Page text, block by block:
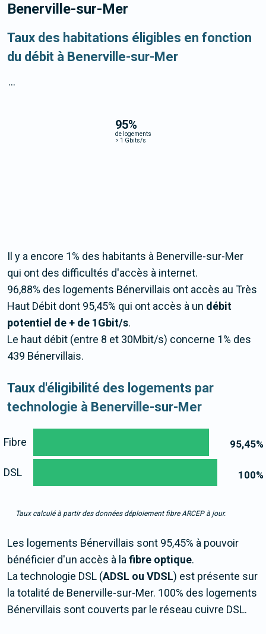
Benerville-sur-Mer
Taux des habitations éligibles en fonction
du débit à Benerville-sur-Mer
95%
de logements
> 1 Gbits/s
...
Il y a encore 1% des habitants à Benerville-sur-Mer
qui ont des difficultés d'accès à internet.
96,88% des logements Bénervillais ont accès au Très
Haut Débit dont 95,45% qui ont accès à un débit
potentiel de + de 1Gbit/s.
Le haut débit (entre 8 et 30Mbit/s) concerne 1% des
439 Bénervillais.
Taux d'éligibilité des logements par
technologie à Benerville-sur-Mer
95,45%
100%
Fibre
DSL
Taux calculé à partir des données déploiement fibre ARCEP à jour.
Les logements Bénervillais sont 95,45% à pouvoir
bénéficier d'un accès à lafibre optique.
La technologie DSL (ADSL ou VDSL) est présente sur
la totalité de Benerville-sur-Mer. 100% des logements
Bénervillais sont couverts par le réseau cuivre DSL.